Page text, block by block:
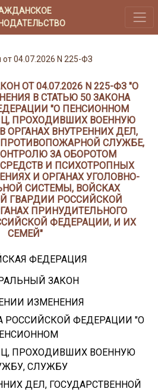
04.07.2026 N 225-ФЗ
ОТ 04.07.2026 N 225-ФЗ "О
В СТАТЬЮ 50 ЗАКОНА
"О ПЕНСИОННОМ
ПРОХОДИВШИХ ВОЕННУЮ
ОРГАНАХ ВНУТРЕННИХ ДЕЛ,
ПРОТИВОПОЖАРНОЙ СЛУЖБЕ,
ЗА ОБОРОТОМ
И ПСИХОТРОПНЫХ
И ОРГАНАХ УГОЛОВНО-
СИСТЕМЫ, ВОЙСКАХ
ГВАРДИИ РОССИЙСКОЙ
ПРИНУДИТЕЛЬНОГО
ФЕДЕРАЦИИ, И ИХ
СЕМЕЙ"
ФЕДЕРАЦИЯ
ЗАКОН
ИЗМЕНЕНИЯ
РОССИЙСКОЙ ФЕДЕРАЦИИ "О
ПРОХОДИВШИХ ВОЕННУЮ
СЛУЖБУ
ДЕЛ, ГОСУДАРСТВЕННОЙ